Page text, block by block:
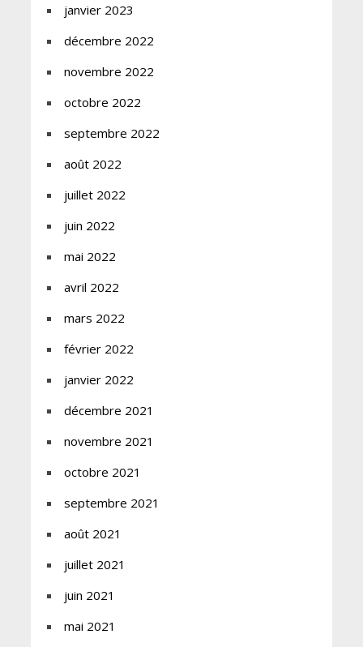
janvier 2023
décembre 2022
novembre 2022
octobre 2022
septembre 2022
août 2022
juillet 2022
juin 2022
mai 2022
avril 2022
mars 2022
février 2022
janvier 2022
décembre 2021
novembre 2021
octobre 2021
septembre 2021
août 2021
juillet 2021
juin 2021
mai 2021